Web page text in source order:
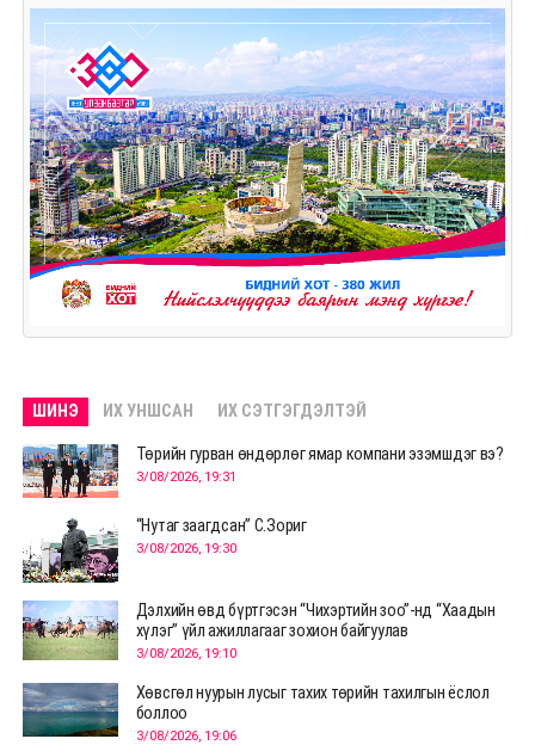
ШИНЭ ИХ УНШСАН ИХ СЭТГЭГДЭЛТЭЙ
Төрийн гурван өндөрлөг ямар компани эзэмшдэг вэ?
3/08/2026, 19:31
“Нутаг заагдсан” С.Зориг
3/08/2026, 19:30
Дэлхийн өвд бүртгэсэн “Чихэртийн зоо”-нд “Хаадын
хүлэг” үйл ажиллагааг зохион байгуулав
3/08/2026, 19:10
Хөвсгөл нуурын лусыг тахих төрийн тахилгын ёслол
боллоо
3/08/2026, 19:06